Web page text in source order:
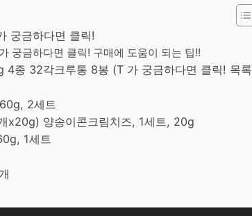
궁금하다면 클릭!
궁금하다면 클릭! 구매에 도움이 되는 팁!!
4종 32각크루통 8봉 (T 가 궁금하다면 클릭! 목록
2세트
x20g) 양송이콘크림치즈, 1세트, 20g
1세트